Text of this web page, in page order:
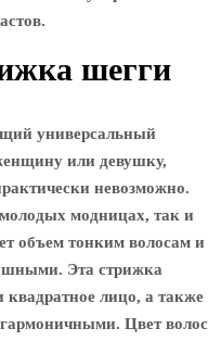
шегги
универсальный
или девушку,
невозможно.
модницах, так и
объем тонким волосам и
Эта стрижка
квадратное лицо, а также
гармоничными. Цвет волос